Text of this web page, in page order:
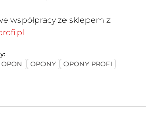
współpracy ze sklepem z
OPONY
OPONY PROFI